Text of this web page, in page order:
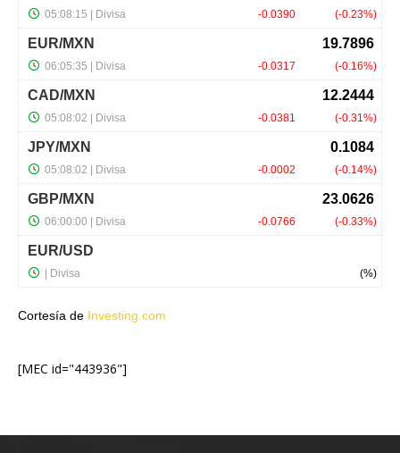
Cortesía de Investing.com
[MEC id="443936"]